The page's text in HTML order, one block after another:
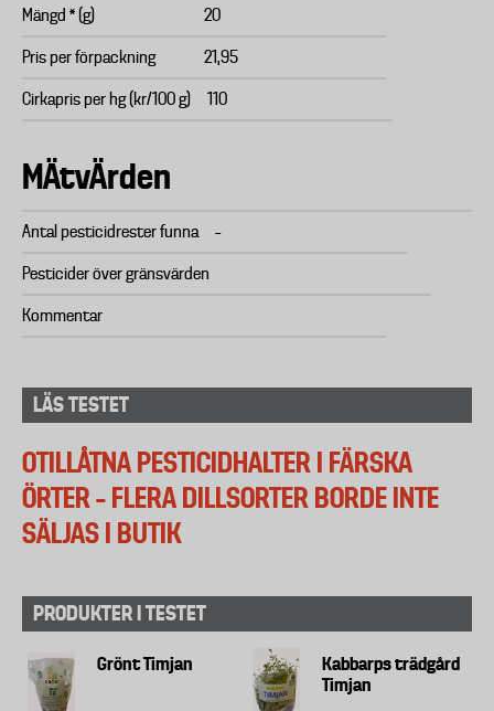
Mängd * (g) 20
Pris per förpackning 21,95
Cirkapris per hg (kr/100 g) 110
MÄtvÄrden
Antal pesticidrester funna –
Pesticider över gränsvärden
Kommentar
LÄS TESTET
OTILLÅTNA PESTICIDHALTER I FÄRSKA
ÖRTER – FLERA DILLSORTER BORDE INTE
SÄLJAS I BUTIK
PRODUKTER I TESTET
Grönt Timjan
Kabbarps trädgård
Timjan